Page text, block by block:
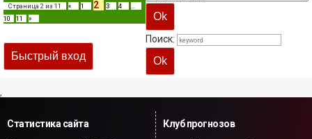
Страница 2 из 11 « 1 2 3 4
10
11 »
Поиск:
,
Статистика сайта
Клуб прогнозов